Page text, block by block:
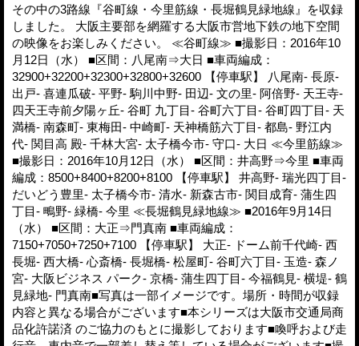
その中の3路線『谷町線・今里筋線・長堀鶴見緑地線』を収録
しました。 大阪主要部を網羅する大阪市営地下鉄の地下空間
の映像をお楽しみください。 ≪谷町線≫ ■撮影日：2016年10
月12日（水） ■区間：八尾南⇒大日 ■車両編成：
32900+32200+32300+32800+32600 【停車駅】 八尾南- 長原-
出戸- 喜連瓜破- 平野- 駒川中野- 田辺- 文の里- 阿倍野- 天王寺-
四天王寺前夕陽ヶ丘- 谷町 九丁目- 谷町六丁目- 谷町四丁目- 天
満橋- 南森町- 東梅田- 中崎町- 天神橋筋六丁目- 都島- 野江内
代- 関目高 殿- 千林大宮- 太子橋今市- 守口- 大日 ≪今里筋線≫
■撮影日：2016年10月12日（水） ■区間：井高野⇒今里 ■車両
編成：8500+8400+8200+8100 【停車駅】 井高野- 瑞光四丁目-
だいどう豊里- 太子橋今市- 清水- 新森古市- 関目成育- 蒲生四
丁目- 鴫野- 緑橋- 今里 ≪長堀鶴見緑地線≫ ■2016年9月14日
（水） ■区間：大正⇒門真南 ■車両編成：
7150+7050+7250+7100 【停車駅】 大正- ドーム前千代崎- 西
長堀- 西大橋- 心斎橋- 長堀橋- 松屋町- 谷町六丁目- 玉造- 森ノ
宮- 大阪ビジネス パーク- 京橋- 蒲生四丁目- 今福鶴見- 横堤- 鶴
見緑地- 門真南■写真は一部イメージです。場所・時間が収録
内容と異なる場合がございます■本シリーズは大阪市交通局商
品化許諾済 のご協力のもとに撮影しております■喚呼および走